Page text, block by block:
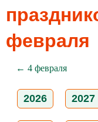
февраля
← 4 февраля
2026 2027